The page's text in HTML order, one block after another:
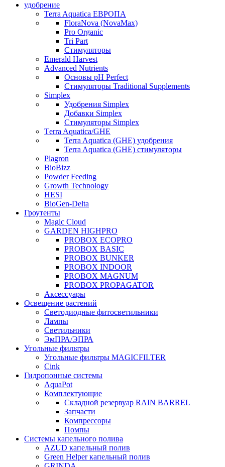
удобрение
Terra Aquatica ЕВРОПА
FloraNova (NovaMax)
Pro Organic
Tri Part
Стимуляторы
Emerald Harvest
Advanced Nutrients
Основы pH Perfect
Стимуляторы Traditional Supplements
Simplex
Удобрения Simplex
Добавки Simplex
Стимуляторы Simplex
Тerra Aquatica/GHE
Terra Aquatica (GHE) удобрения
Terra Aquatica (GHE) стимуляторы
Plagron
BioBizz
Powder Feeding
Growth Technology
HESI
BioGen-Delta
Гроутенты
Magic Cloud
GARDEN HIGHPRO
PROBOX ECOPRO
PROBOX BASIC
PROBOX BUNKER
PROBOX INDOOR
PROBOX MAGNUM
PROBOX PROPAGATOR
Аксессуары
Освещение растений
Светодиодные фитосветильники
Лампы
Светильники
ЭмПРА/ЭПРА
Угольные фильтры
Угольные фильтры MAGICFILTER
Cink
Гидропонные системы
AquaPot
Комплектующие
Складной резервуар RAIN BARREL
Запчасти
Компрессоры
Помпы
Системы капельного полива
AZUD капельный полив
Green Helper капельный полив